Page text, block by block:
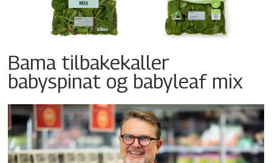
Bama tilbakekaller
babyspinat og babyleaf mix